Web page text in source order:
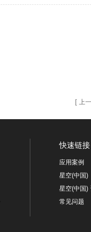
[ 上
快速链接
应用案例
星空(中国)
星空(中国)
常见问题